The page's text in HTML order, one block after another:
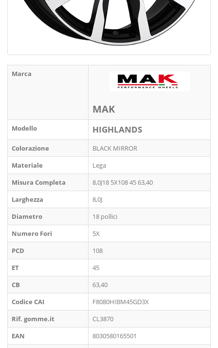
Marca
MAK
Modello HIGHLANDS
Colorazione
BLACK MIRROR
Materiale
Lega
Misura Completa
8,0J18 5X108 45 63,40
Larghezza
8,0J
Diametro
18 pollici
Numero Fori
5X
PCD
108
ET
45
CB
63,40
Codice CAI
F8080HIBM45GD3X
Rif. gomme.it
CL3870
EAN
8030580165501